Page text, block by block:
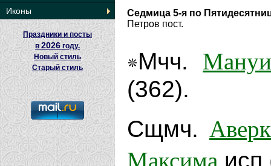
Иконы
Праздники и посты
в2026 году.
Новый стиль
Старый стиль
Седмица 5-я по
Петров пост.
Мчч.
(362).
Сщмч.
Максима